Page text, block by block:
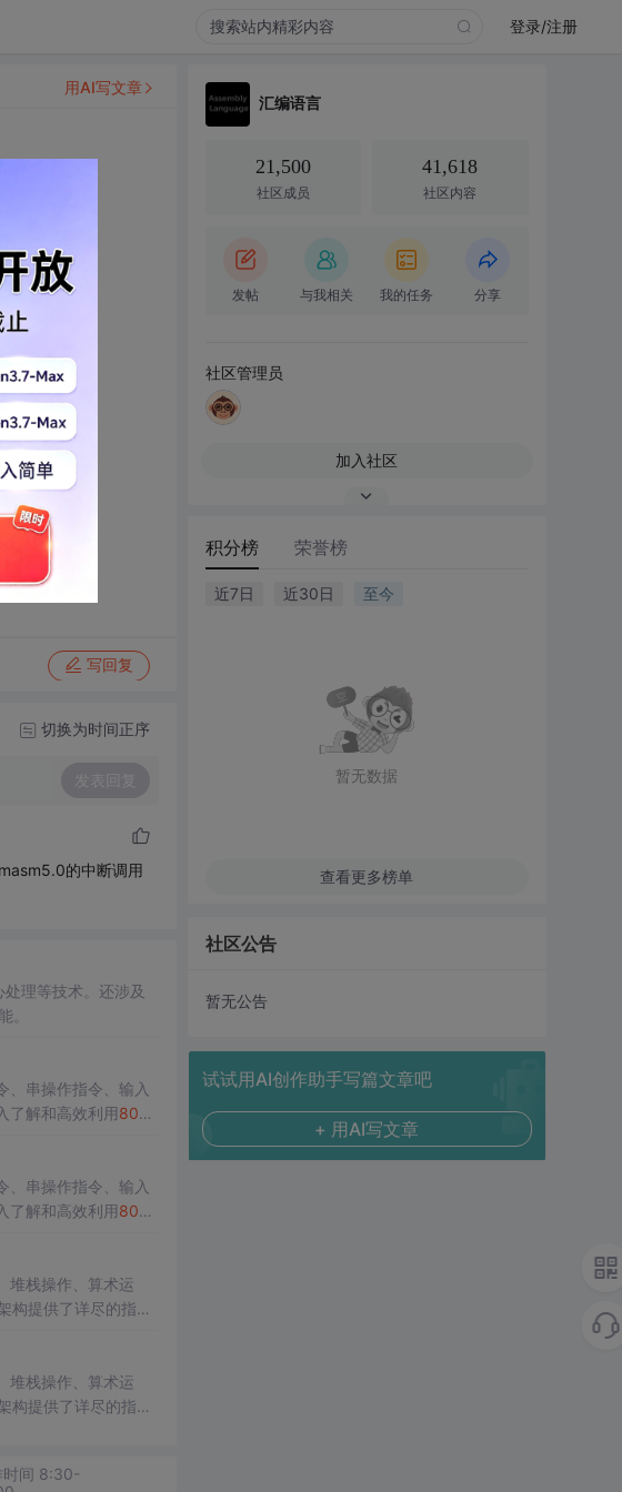
登录/注册
写回复
用AI写文章
切换为时间正序
发表回复
的中断调用
理等技术。还涉及
。
、串操作指令、输入
了解和高效利用80 x8
、串操作指令、输入
了解和高效利用80 x8
堆栈操作、算术运
构提供了详尽的指
堆栈操作、算术运
构提供了详尽的指
时间 8:30-
汇编语言
21,500
社区成员
41,618
社区内容
发帖 与我相关 我的任务 分享
社区管理员
加入社区
积分榜 荣誉榜
近7日 近30日 至今
暂无数据
查看更多榜单
社区公告
暂无公告
试试用AI创作助手写篇文章吧
+ 用AI写文章